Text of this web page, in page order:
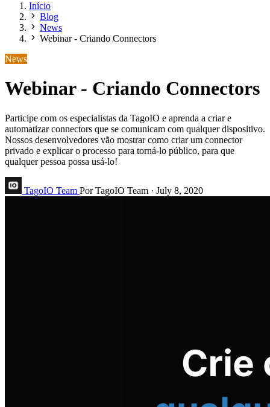
Início
Blog
News
Webinar - Criando Connectors
News
Webinar - Criando Connectors
Participe com os especialistas da TagoIO e aprenda a criar e
automatizar connectors que se comunicam com qualquer dispositivo.
Nossos desenvolvedores vão mostrar como criar um connector
privado e explicar o processo para torná-lo público, para que
qualquer pessoa possa usá-lo!
TagoIO Team Por TagoIO Team · July 8, 2020